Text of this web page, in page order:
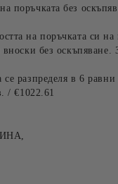
поръчката без
на поръчката си на
без оскъпяване.
разпределя в 6
/ €1022.61